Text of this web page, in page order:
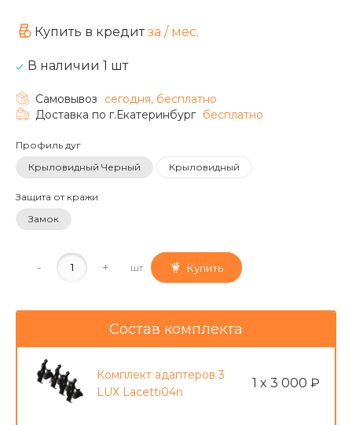
Купить в кредитза / мес.
В наличии 1 шт
Самовывоз
сегодня, бесплатно
Доставка по г.Екатеринбург бесплатно
Профиль дуг
Крыловидный Черный
Крыловидный
Защита от кражи
Замок
Состав комплекта
Комплект адаптеров 3
LUX Lacetti04n
1 x 3 000 ₽